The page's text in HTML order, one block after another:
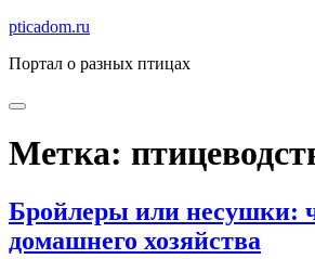
Перейти
содержимому
к
pticadom.ru
Портал о разных птицах
Кнопка
ЗАКРЫТЬ
Метка:
Бройлеры или несушки:
домашнего хозяйства